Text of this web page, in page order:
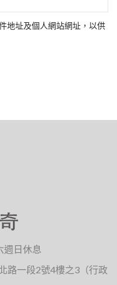
地址及個人網站網址，以供
週日休息
路一段2號4樓之3（行政